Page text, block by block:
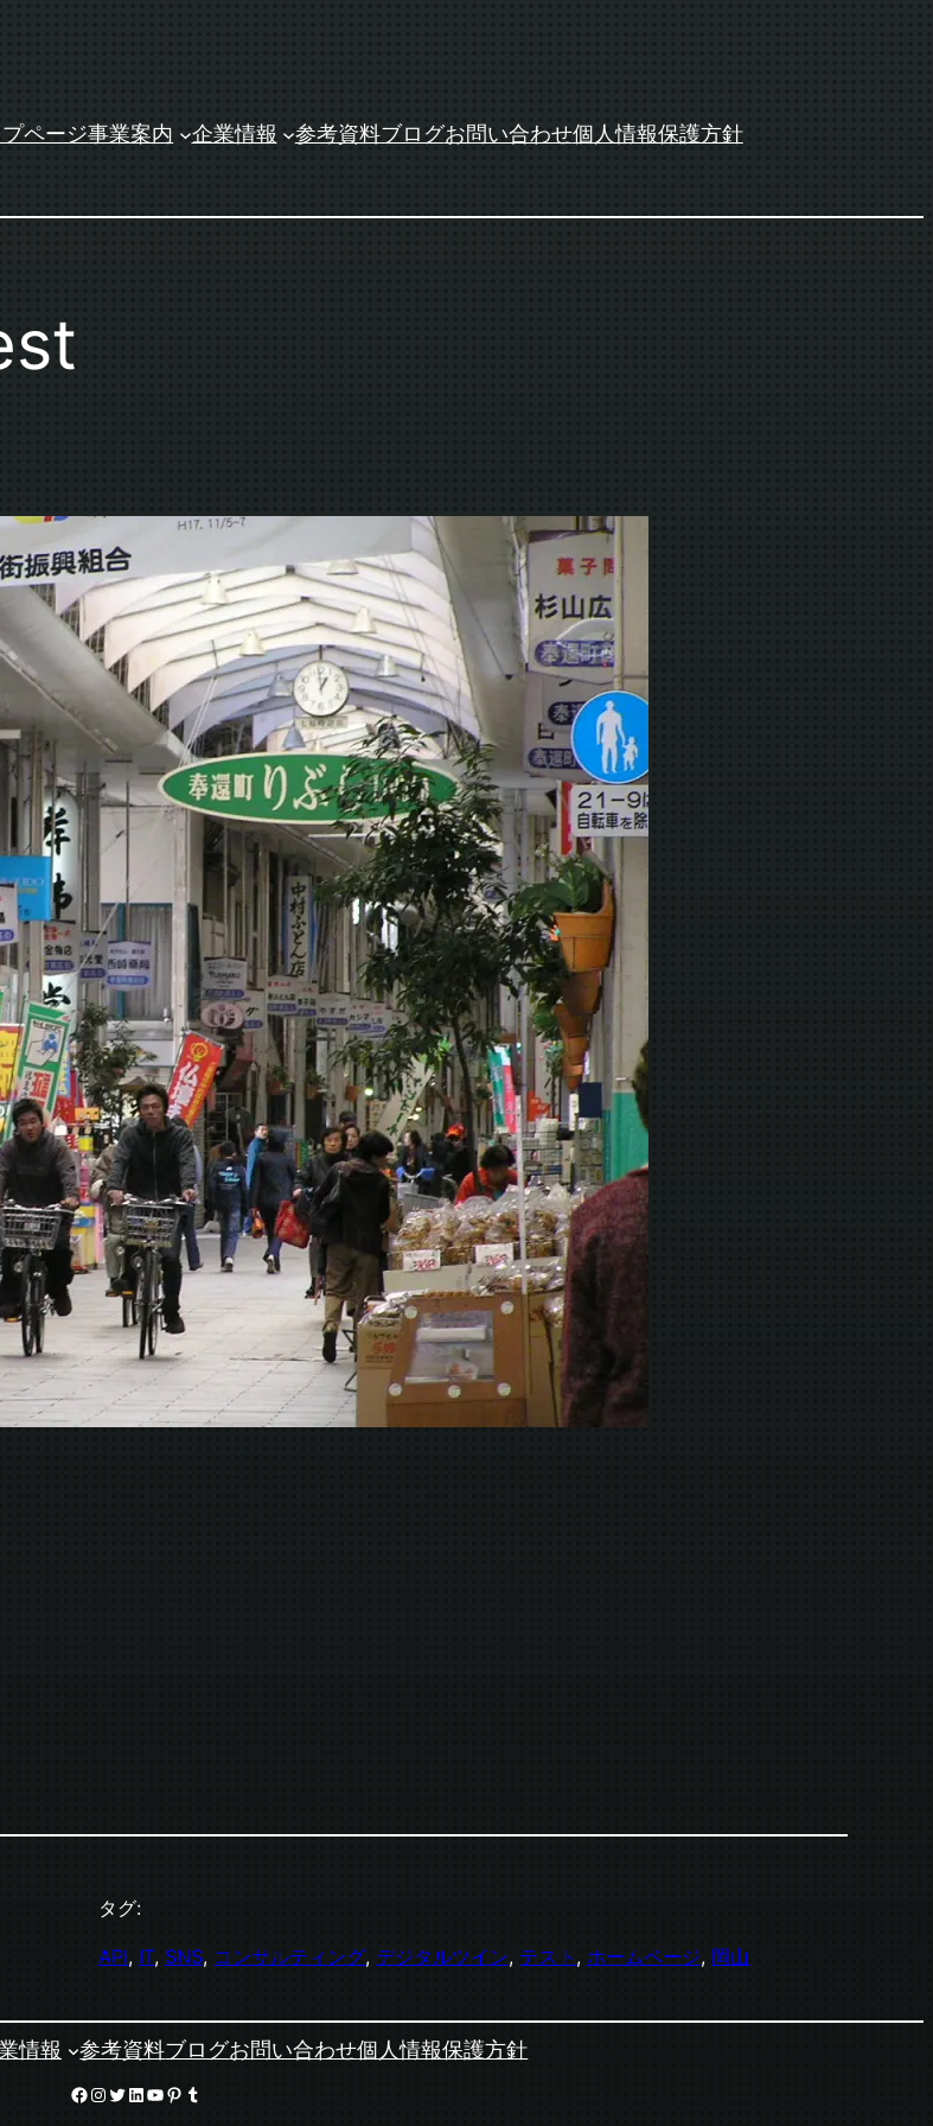
プページ事業案内 企業情報 参考資料ブログお問い合わせ個人情報保護方針
タグ:
API, IT, SNS, コンサルティング, デジタルツイン, テスト , ホームページ, 岡山
情報 参考資料ブログお問い合わせ個人情報保護方針
Facebook
Instagram
Twitter
LinkedIn
YouTube
Pinterest
Tumblr